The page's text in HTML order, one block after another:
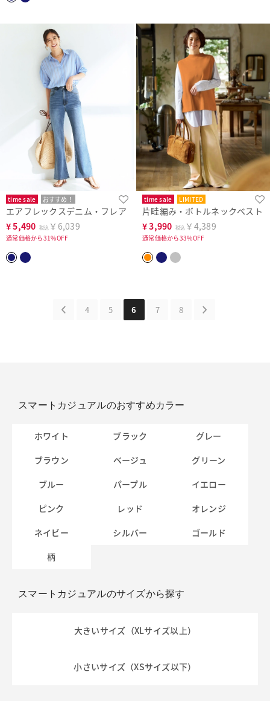
time sale おすすめ！
エアフレックスデニム・フレア
¥5,490 税込 ￥6,039
通常価格から31%OFF
time sale LIMITED
片畦編み・ボトルネックベスト
¥3,990 税込 ￥4,389
通常価格から33%OFF
4 5 6 7 8
スマートカジュアルのおすすめカラー
ホワイト ブラック
グレー
ブラウン
ベージュ
グリーン
ブルー
パープル
イエロー
ピンク
レッド
オレンジ
ネイビー
シルバー
ゴールド
柄
スマートカジュアルのサイズから探す
大きいサイズ（XLサイズ以上）
小さいサイズ（XSサイズ以下）